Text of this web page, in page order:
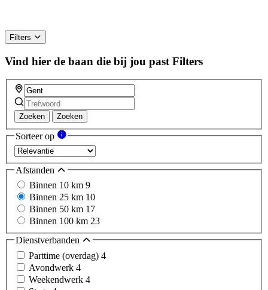
Filters
Vind hier de baan die bij jou past Filters
Zoeken Zoeken
Sorteer op
Afstanden
Binnen 10 km 9
Binnen 25 km 10
Binnen 50 km 17
Binnen 100 km 23
Dienstverbanden
Parttime (overdag) 4
Avondwerk 4
Weekendwerk 4